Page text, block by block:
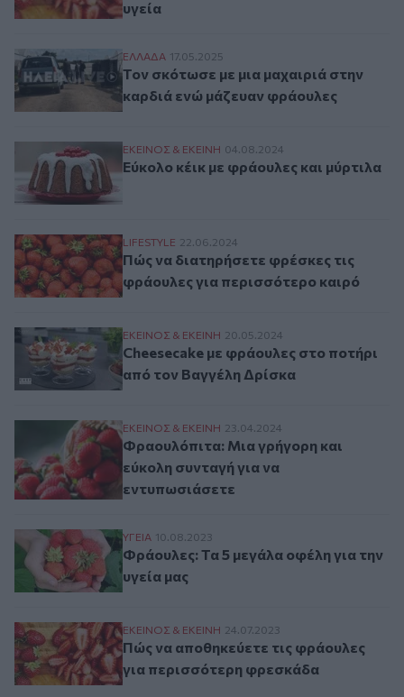
υγεία
Τον σκότωσε με μια μαχαιριά στην
ΕΛΛAΔΑ 17.05.2025
Τον σκότωσε με μια μαχαιριά στην
καρδιά ενώ μάζευαν φράουλες
Εύκολο κέικ με φράουλες και μύρτιλα
ΕΚΕΙΝΟΣ & ΕΚΕΙΝΗ 04.08.2024
Εύκολο κέικ με φράουλες και μύρτιλα
Πώς να διατηρήσετε φρέσκες τις
LIFESTYLE 22.06.2024
Πώς να διατηρήσετε φρέσκες τις
φράουλες για περισσότερο καιρό
Cheesecake με φράουλες στο ποτήρι από
ΕΚΕΙΝΟΣ & ΕΚΕΙΝΗ 20.05.2024
Cheesecake με φράουλες στο ποτήρι
από τον Βαγγέλη Δρίσκα
Φραουλόπιτα: Μια γρήγορη και εύκολη
ΕΚΕΙΝΟΣ & ΕΚΕΙΝΗ 23.04.2024
Φραουλόπιτα: Μια γρήγορη και
εύκολη συνταγή για να
εντυπωσιάσετε
Φράουλες: Τα 5 μεγάλα οφέλη για την
ΥΓΕΙΑ 10.08.2023
Φράουλες: Τα 5 μεγάλα οφέλη για την
υγεία μας
Πώς να αποθηκεύετε τις φράουλες για
ΕΚΕΙΝΟΣ & ΕΚΕΙΝΗ 24.07.2023
Πώς να αποθηκεύετε τις φράουλες
για περισσότερη φρεσκάδα